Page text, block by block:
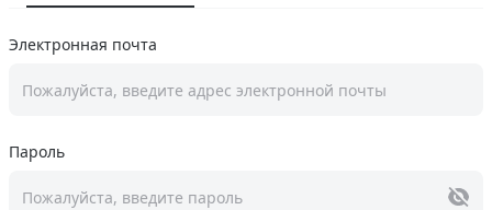
Электронная почта
Пожалуйста, введите адрес электронной почты
Пароль
Пожалуйста, введите пароль